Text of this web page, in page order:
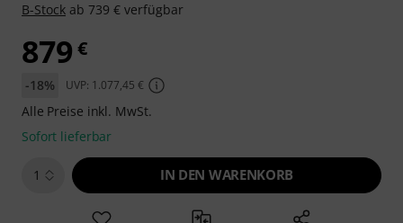
B-Stock ab 739 € verfügbar
879 €
-18% UVP: 1.077,45 €
Alle Preise inkl. MwSt.
Sofort lieferbar
1 IN DEN WARENKORB